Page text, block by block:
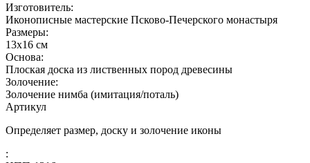
Изготовитель:
Иконописные мастерские Псково-Печерского монастыря
Размеры:
13x16 см
Основа:
Плоская доска из лиственных пород древесины
Золочение:
Золочение нимба (имитация/поталь)
Артикул
Определяет размер, доску и золочение иконы
: